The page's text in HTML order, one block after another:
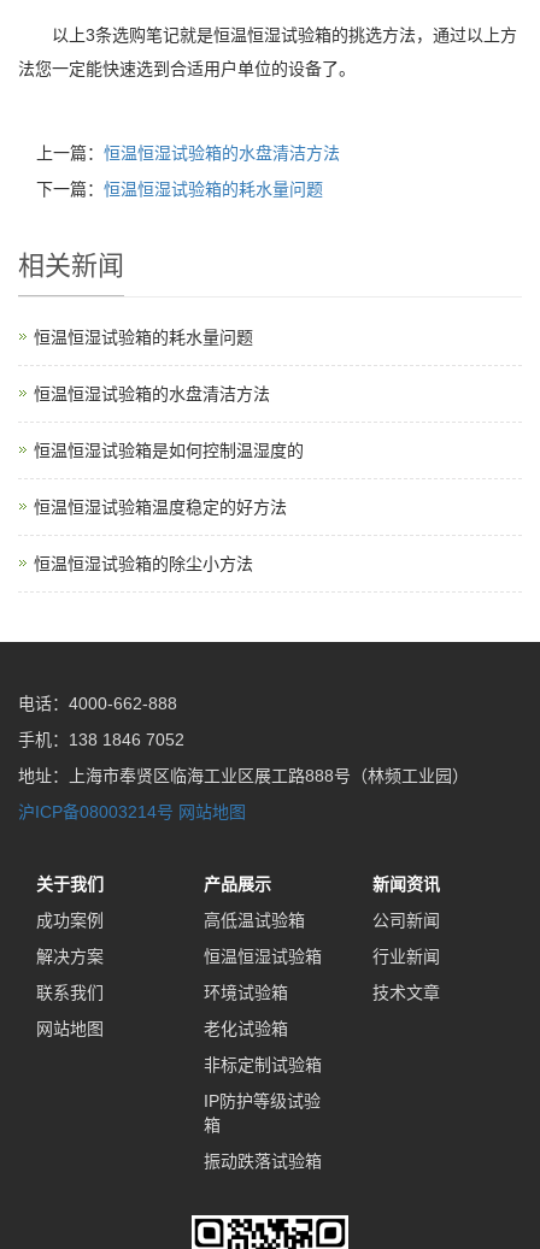
以上3条选购笔记就是恒温恒湿试验箱的挑选方法，通过以上方
法您一定能快速选到合适用户单位的设备了。
上一篇： 恒温恒湿试验箱的水盘清洁方法
下一篇： 恒温恒湿试验箱的耗水量问题
相关新闻
恒温恒湿试验箱的耗水量问题
恒温恒湿试验箱的水盘清洁方法
恒温恒湿试验箱是如何控制温湿度的
恒温恒湿试验箱温度稳定的好方法
恒温恒湿试验箱的除尘小方法
电话：4000-662-888
手机：138 1846 7052
地址：上海市奉贤区临海工业区展工路888号（林频工业园）
沪ICP备08003214号 网站地图
关于我们
成功案例
解决方案
联系我们
网站地图
产品展示
高低温试验箱
恒温恒湿试验箱
环境试验箱
老化试验箱
非标定制试验箱
IP防护等级试验
箱
振动跌落试验箱
新闻资讯
公司新闻
行业新闻
技术文章